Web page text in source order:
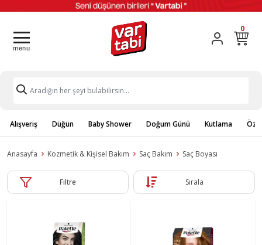
0
Alışveriş Düğün Baby Shower Doğum Günü Kutlama
Anasayfa Kozmetik & Kişisel Bakım Saç Bakım Saç Boyası
Filtre Sırala